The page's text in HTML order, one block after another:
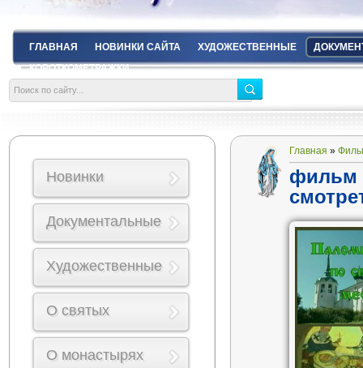
ГЛАВНАЯ НОВИНКИ САЙТА ХУДОЖЕСТВЕННЫЕ
КОРОТКОМЕТРАЖКИ
Главная »
фильм
Новинки
Документальные
Художественные
О святых
О монастырях